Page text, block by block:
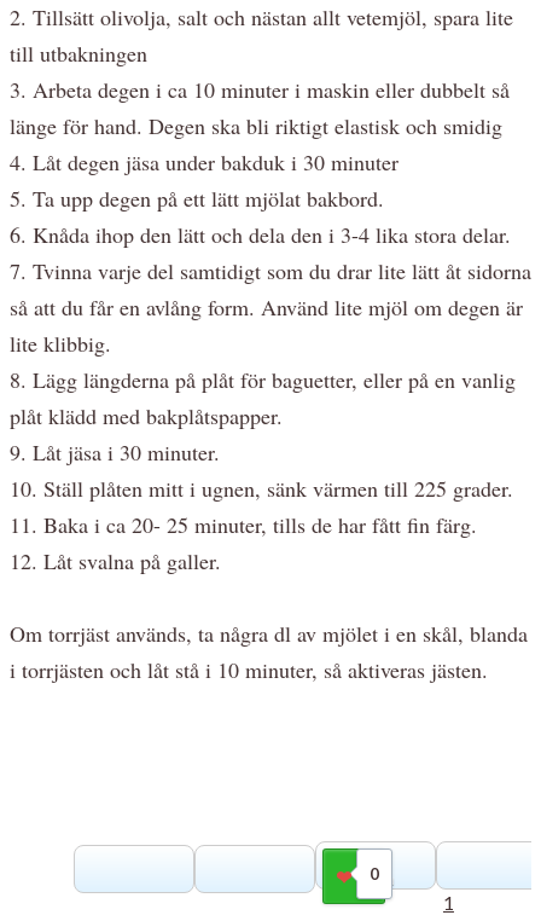
2. Tillsätt olivolja, salt och nästan allt vetemjöl, spara lite
till utbakningen
3. Arbeta degen i ca 10 minuter i maskin eller dubbelt så
länge för hand. Degen ska bli riktigt elastisk och smidig
4. Låt degen jäsa under bakduk i 30 minuter
5. Ta upp degen på ett lätt mjölat bakbord.
6. Knåda ihop den lätt och dela den i 3-4 lika stora delar.
7. Tvinna varje del samtidigt som du drar lite lätt åt sidorna
så att du får en avlång form. Använd lite mjöl om degen är
lite klibbig.
8. Lägg längderna på plåt för baguetter, eller på en vanlig
plåt klädd med bakplåtspapper.
9. Låt jäsa i 30 minuter.
10. Ställ plåten mitt i ugnen, sänk värmen till 225 grader.
11. Baka i ca 20- 25 minuter, tills de har fått fin färg.
12. Låt svalna på galler.
Om torrjäst används, ta några dl av mjölet i en skål, blanda
i torrjästen och låt stå i 10 minuter, så aktiveras jästen.
0
Gilla
1